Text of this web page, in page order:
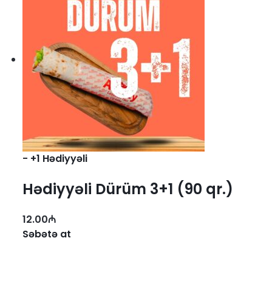
- +1 Hədiyyəli
Hədiyyəli Dürüm 3+1 (90 qr.)
12.00₼
Səbətə at